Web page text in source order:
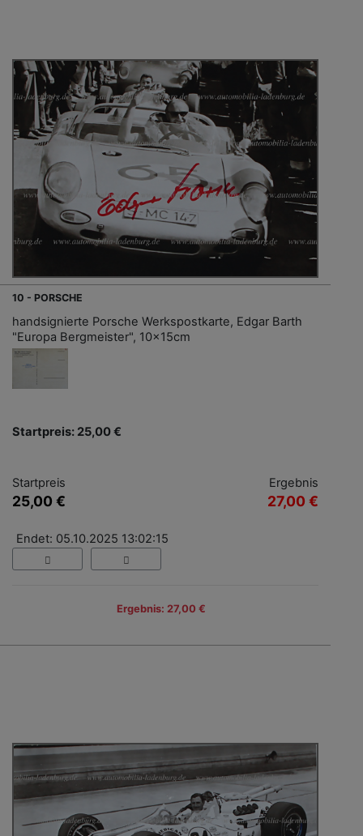
10 - PORSCHE
handsignierte Porsche Werkspostkarte, Edgar Barth
"Europa Bergmeister", 10x15cm
Startpreis: 25,00 €
Startpreis
25,00 €
Ergebnis
27,00 €
Endet: 05.10.2025 13:02:15
Ergebnis: 27,00 €